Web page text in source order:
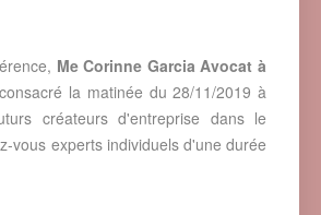
Me Corinne Garcia Avocat à
la matinée du 28/11/2019 à
créateurs d'entreprise dans le
vous experts individuels d'une durée